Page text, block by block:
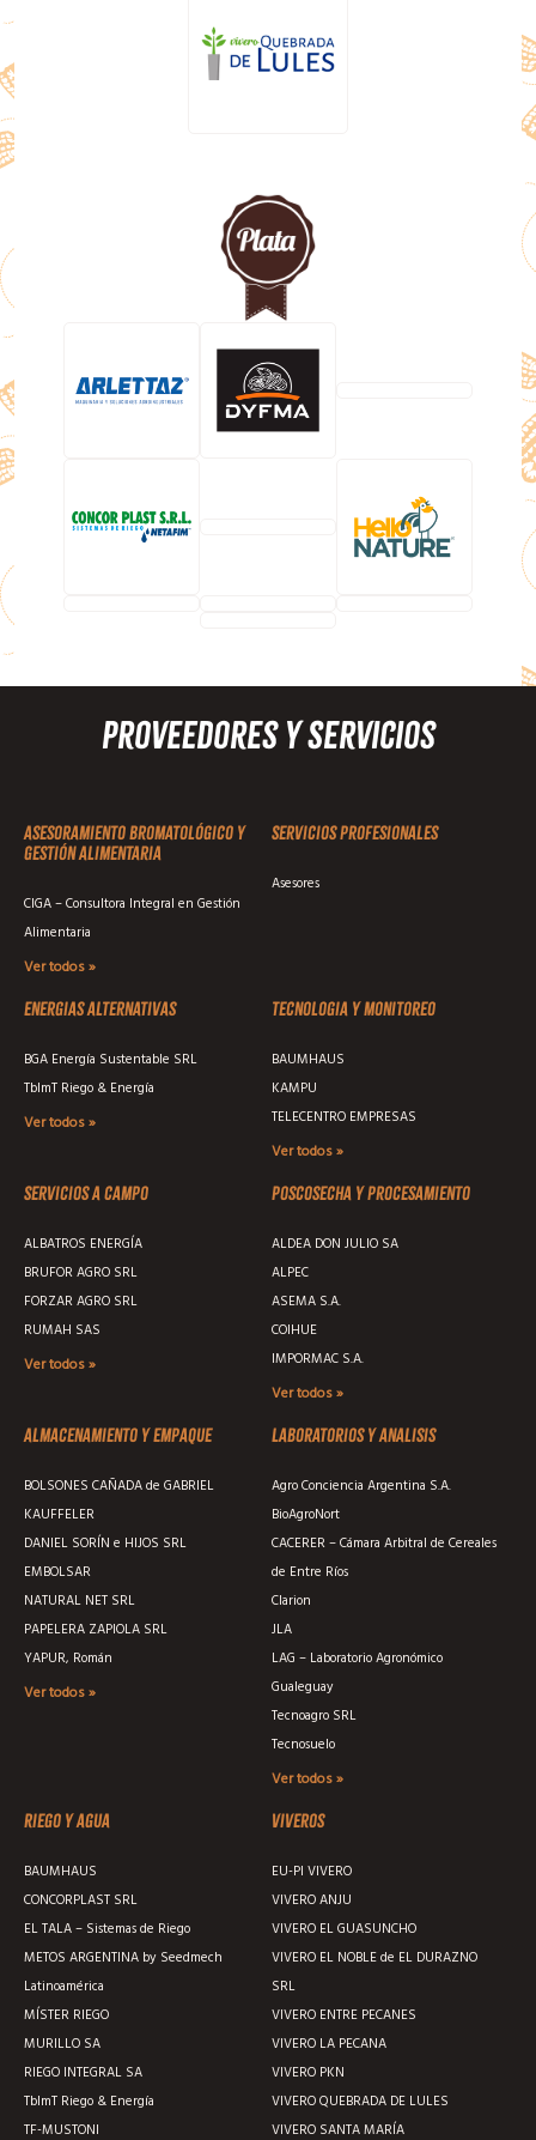
Proveedores y Servicios
Asesoramiento Bromatológico y
Gestión Alimentaria
CIGA – Consultora Integral en Gestión
Alimentaria
Ver todos »
Servicios profesionales
Asesores
Energias alternativas
BGA Energía Sustentable SRL
TblmT Riego & Energía
Ver todos »
Tecnologia y monitoreo
BAUMHAUS
KAMPU
TELECENTRO EMPRESAS
Ver todos »
Servicios a campo
ALBATROS ENERGÍA
BRUFOR AGRO SRL
FORZAR AGRO SRL
RUMAH SAS
Ver todos »
Poscosecha y procesamiento
ALDEA DON JULIO SA
ALPEC
ASEMA S.A.
COIHUE
IMPORMAC S.A.
Ver todos »
Almacenamiento y empaque
BOLSONES CAÑADA de GABRIEL
KAUFFELER
DANIEL SORÍN e HIJOS SRL
EMBOLSAR
NATURAL NET SRL
PAPELERA ZAPIOLA SRL
YAPUR, Román
Ver todos »
Laboratorios y analisis
Agro Conciencia Argentina S.A.
BioAgroNort
CACERER – Cámara Arbitral de Cereales
de Entre Ríos
Clarion
JLA
LAG – Laboratorio Agronómico
Gualeguay
Tecnoagro SRL
Tecnosuelo
Ver todos »
Riego y agua
BAUMHAUS
CONCORPLAST SRL
EL TALA – Sistemas de Riego
METOS ARGENTINA by Seedmech
Latinoamérica
MÍSTER RIEGO
MURILLO SA
RIEGO INTEGRAL SA
TblmT Riego & Energía
TF-MUSTONI
Viveros
EU-PI VIVERO
VIVERO ANJU
VIVERO EL GUASUNCHO
VIVERO EL NOBLE de EL DURAZNO
SRL
VIVERO ENTRE PECANES
VIVERO LA PECANA
VIVERO PKN
VIVERO QUEBRADA DE LULES
VIVERO SANTA MARÍA